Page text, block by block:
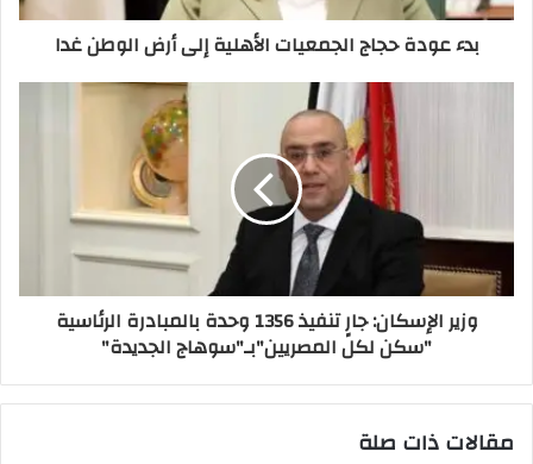
بدء عودة حجاج الجمعيات الأهلية إلى أرض الوطن غدا
وزير الإسكان: جارٍ تنفيذ 1356 وحدة بالمبادرة الرئاسية
"سكن لكل المصريين"بـ"سوهاج الجديدة"
مقالات ذات صلة